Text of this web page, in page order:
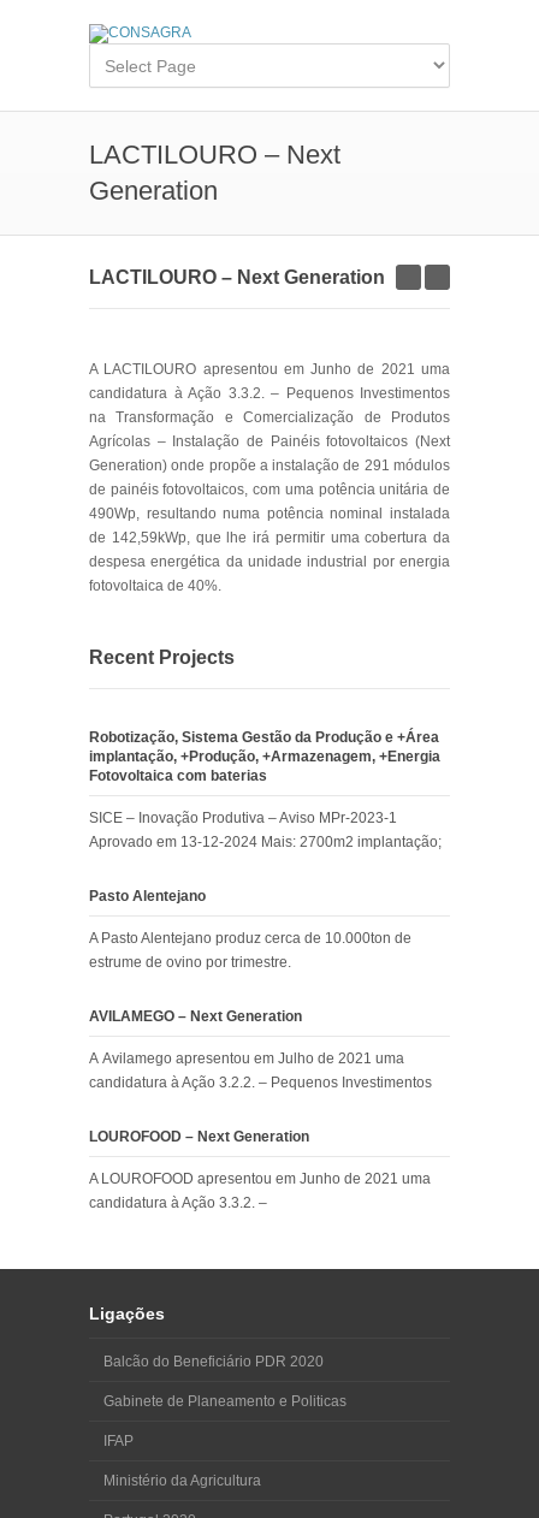
LACTILOURO – Next
Generation
LACTILOURO – Next Generation
A LACTILOURO apresentou em Junho de 2021 uma
candidatura à Ação 3.3.2. – Pequenos Investimentos
na Transformação e Comercialização de Produtos
Agrícolas – Instalação de Painéis fotovoltaicos (Next
Generation) onde propõe a instalação de 291 módulos
de painéis fotovoltaicos, com uma potência unitária de
490Wp, resultando numa potência nominal instalada
de 142,59kWp, que lhe irá permitir uma cobertura da
despesa energética da unidade industrial por energia
fotovoltaica de 40%.
Recent Projects
Robotização, Sistema Gestão da Produção e +Área
implantação, +Produção, +Armazenagem, +Energia
Fotovoltaica com baterias
SICE – Inovação Produtiva – Aviso MPr-2023-1
Aprovado em 13-12-2024 Mais: 2700m2 implantação;
Pasto Alentejano
A Pasto Alentejano produz cerca de 10.000ton de
estrume de ovino por trimestre.
AVILAMEGO – Next Generation
A Avilamego apresentou em Julho de 2021 uma
candidatura à Ação 3.2.2. – Pequenos Investimentos
LOUROFOOD – Next Generation
A LOUROFOOD apresentou em Junho de 2021 uma
candidatura à Ação 3.3.2. –
Ligações
Balcão do Beneficiário PDR 2020
Gabinete de Planeamento e Politicas
IFAP
Ministério da Agricultura